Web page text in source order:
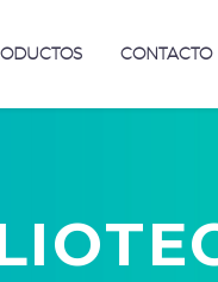
CONTACTO